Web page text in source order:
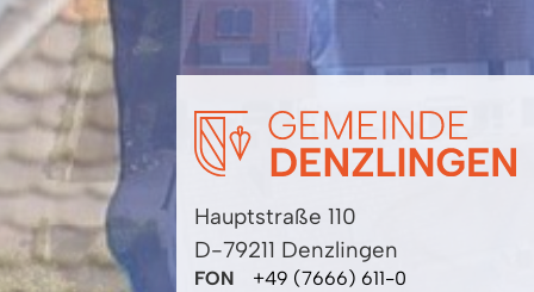
Hauptstraße 110
D-79211 Denzlingen
FON
+49 (7666) 611-0